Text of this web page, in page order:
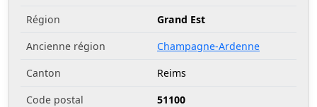
Région
Grand Est
Ancienne région
Champagne-Ardenne
Canton
Reims
Code postal
51100